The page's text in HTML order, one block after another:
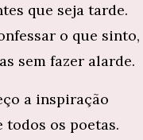
que seja tarde.
o que sinto,
sem fazer alarde.
a inspiração
todos os poetas.